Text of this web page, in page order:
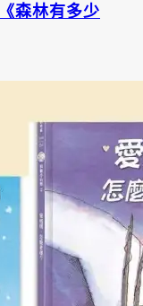
森林有多少